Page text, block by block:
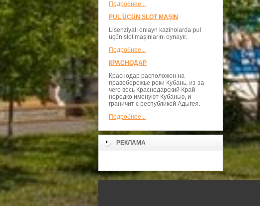
Подробнее...
PUL ÜÇÜN SLOT MAŞIN
Lisenziyalı onlayn kazinolarda pul
üçün slot maşınlarını oynayır.
Подробнее...
КРАСНОДАР
Краснодар расположен на
правобережье реки Кубань, из-за
чего весь Краснодарский Край
нередко именуют Кубанью, и
граничит с республикой Адыгея.
Подробнее...
РЕКЛАМА